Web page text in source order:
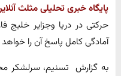
پایگاه خبری تحلیلی مثلث
حرکتی در دریا و‌جزایر خلیج
آمادگی کامل پاسخ آن را خواهد
به گزارش تسنیم، سرلشکر